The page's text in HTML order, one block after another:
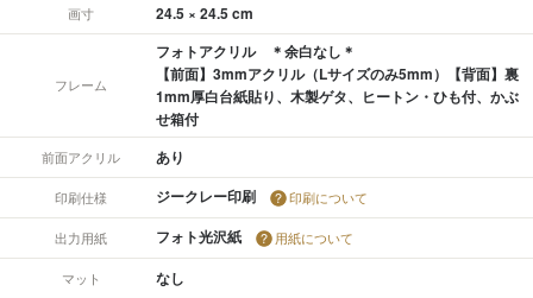
画寸 24.5 × 24.5 cm
フレーム
フォトアクリル ＊余白なし＊
【前面】3mmアクリル（Lサイズのみ5mm）【背面】裏
1mm厚白台紙貼り、木製ゲタ、ヒートン・ひも付、かぶ
せ箱付
前面アクリル あり
印刷仕様 ジークレー印刷 印刷について
出力用紙 フォト光沢紙 用紙について
マット なし